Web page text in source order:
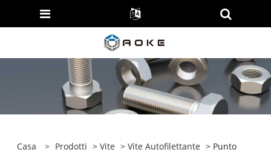
Casa > Prodotti >Vite >Vite Autofilettante > Punto